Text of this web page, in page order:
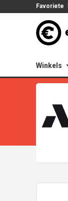
Favoriete
Winkels